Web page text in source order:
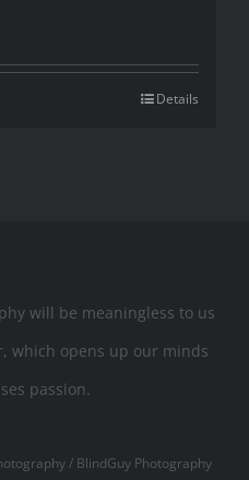
Details
will be meaningless to us
which opens up our minds
passion.
/ BlindGuy Photography